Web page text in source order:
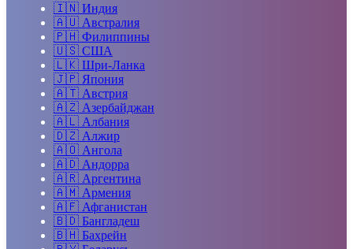
🇮🇳 Индия
🇦🇺 Австралия
🇵🇭 Филиппины
🇺🇸 США
🇱🇰 Шри-Ланка
🇯🇵 Япония
🇦🇹 Австрия
🇦🇿 Азербайджан
🇦🇱 Албания
🇩🇿 Алжир
🇦🇴 Ангола
🇦🇩 Андорра
🇦🇷 Аргентина
🇦🇲 Армения
🇦🇫 Афганистан
🇧🇩 Бангладеш
🇧🇭 Бахрейн